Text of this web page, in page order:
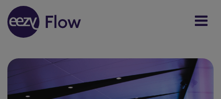
Skip to content